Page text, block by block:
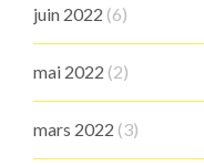
juin 2022 (6)
mai 2022 (2)
mars 2022 (3)